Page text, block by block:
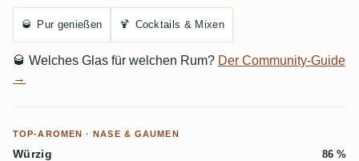
🥃 Pur genießen 🍹 Cocktails & Mixen
🥃 Welches Glas für welchen Rum? Der Community-Guide
→
TOP-AROMEN · NASE & GAUMEN
Würzig 86 %